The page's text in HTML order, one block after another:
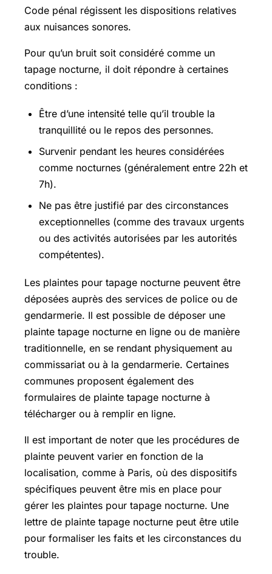
Code pénal régissent les dispositions relatives
aux nuisances sonores.
Pour qu’un bruit soit considéré comme un
tapage nocturne, il doit répondre à certaines
conditions :
Être d’une intensité telle qu’il trouble la
tranquillité ou le repos des personnes.
Survenir pendant les heures considérées
comme nocturnes (généralement entre 22h et
7h).
Ne pas être justifié par des circonstances
exceptionnelles (comme des travaux urgents
ou des activités autorisées par les autorités
compétentes).
Les plaintes pour tapage nocturne peuvent être
déposées auprès des services de police ou de
gendarmerie. Il est possible de déposer une
plainte tapage nocturne en ligne ou de manière
traditionnelle, en se rendant physiquement au
commissariat ou à la gendarmerie. Certaines
communes proposent également des
formulaires de plainte tapage nocturne à
télécharger ou à remplir en ligne.
Il est important de noter que les procédures de
plainte peuvent varier en fonction de la
localisation, comme à Paris, où des dispositifs
spécifiques peuvent être mis en place pour
gérer les plaintes pour tapage nocturne. Une
lettre de plainte tapage nocturne peut être utile
pour formaliser les faits et les circonstances du
trouble.